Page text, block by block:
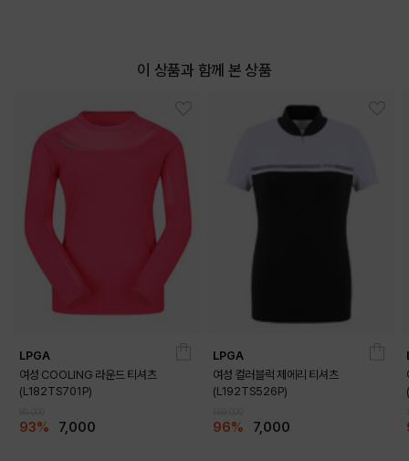
이 상품과 함께 본 상품
LPGA
여성 COOLING 라운드 티셔츠
(L182TS701P)
93% 7,000
LPGA
여성 컬러블럭 제에리 티셔츠
(L192TS526P)
96% 7,000